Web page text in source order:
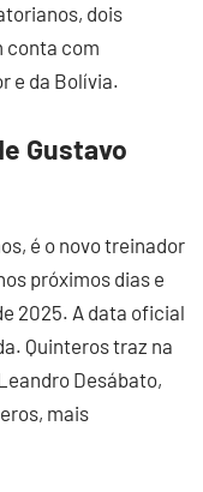
dois
conta com
e da Bolívia.
Gustavo
é o novo treinador
próximos dias e
2025. A data oficial
Quinteros traz na
Desábato,
mais